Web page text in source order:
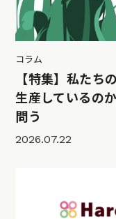
コラム
【特集】私たち
生産しているの
問う
2026.07.22